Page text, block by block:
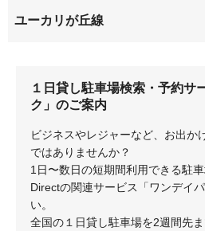
ユーカリが丘
ユーカリが丘線
井野 公
地区センター 女
１日貸し駐車場検索・予約サ
ク」のご案内
ビジネスやレジャーなど、お出か
ではありませんか？
1日〜数日の短期間利用できる駐
Directの関連サービス「ワンデイ
い。
全国の１日貸し駐車場を2週間先